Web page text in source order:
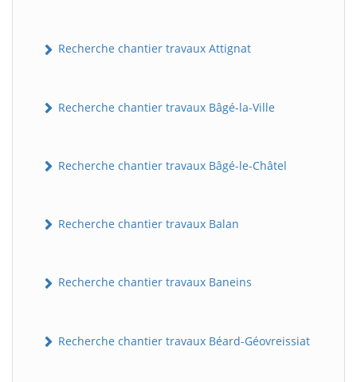
Recherche chantier travaux Attignat
Recherche chantier travaux Bâgé-la-Ville
Recherche chantier travaux Bâgé-le-Châtel
Recherche chantier travaux Balan
Recherche chantier travaux Baneins
Recherche chantier travaux Béard-Géovreissiat